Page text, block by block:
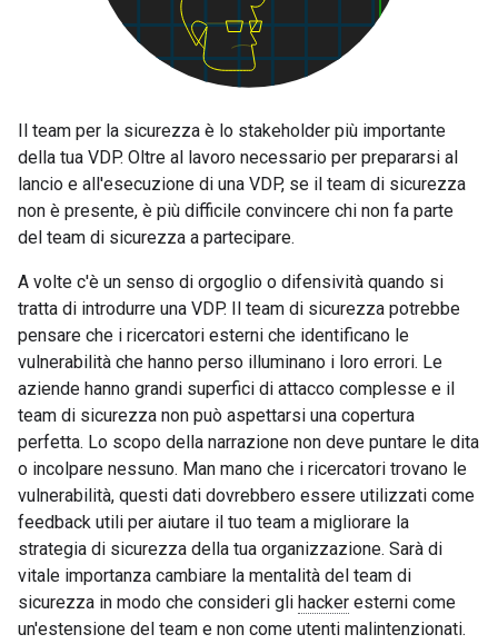
Il team per la sicurezza è lo stakeholder più importante
della tua VDP. Oltre al lavoro necessario per prepararsi al
lancio e all'esecuzione di una VDP, se il team di sicurezza
non è presente, è più difficile convincere chi non fa parte
del team di sicurezza a partecipare.
A volte c'è un senso di orgoglio o difensività quando si
tratta di introdurre una VDP. Il team di sicurezza potrebbe
pensare che i ricercatori esterni che identificano le
vulnerabilità che hanno perso illuminano i loro errori. Le
aziende hanno grandi superfici di attacco complesse e il
team di sicurezza non può aspettarsi una copertura
perfetta. Lo scopo della narrazione non deve puntare le dita
o incolpare nessuno. Man mano che i ricercatori trovano le
vulnerabilità, questi dati dovrebbero essere utilizzati come
feedback utili per aiutare il tuo team a migliorare la
strategia di sicurezza della tua organizzazione. Sarà di
vitale importanza cambiare la mentalità del team di
sicurezza in modo che consideri gli hacker esterni come
un'estensione del team e non come utenti malintenzionati.